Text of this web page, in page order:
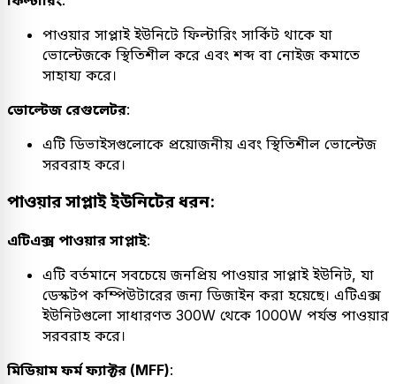
পাওয়ার সাপ্লাই ইউনিটে ফিল্টারিং সার্কিট থাকে যা
ভোল্টেজকে স্থিতিশীল করে এবং শব্দ বা নোইজ কমাতে
সাহায্য করে।
ভোল্টেজ রেগুলেটর:
এটি ডিভাইসগুলোকে প্রয়োজনীয় এবং স্থিতিশীল ভোল্টেজ
সরবরাহ করে।
পাওয়ার সাপ্লাই ইউনিটের ধরন:
এটিএক্স পাওয়ার সাপ্লাই:
এটি বর্তমানে সবচেয়ে জনপ্রিয় পাওয়ার সাপ্লাই ইউনিট, যা
ডেস্কটপ কম্পিউটারের জন্য ডিজাইন করা হয়েছে। এটিএক্স
ইউনিটগুলো সাধারণত 300W থেকে 1000W পর্যন্ত পাওয়ার
সরবরাহ করে।
মিডিয়াম ফর্ম ফ্যাক্টর (MFF):